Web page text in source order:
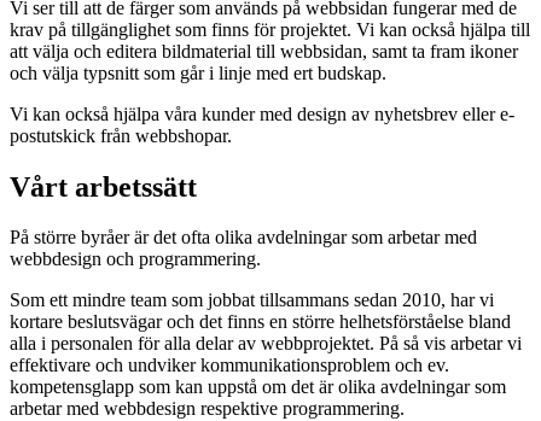
Vi ser till att de färger som används på webbsidan fungerar med de
krav på tillgänglighet som finns för projektet. Vi kan också hjälpa till
att välja och editera bildmaterial till webbsidan, samt ta fram ikoner
och välja typsnitt som går i linje med ert budskap.
Vi kan också hjälpa våra kunder med design av nyhetsbrev eller e-
postutskick från webbshopar.
Vårt arbetssätt
På större byråer är det ofta olika avdelningar som arbetar med
webbdesign och programmering.
Som ett mindre team som jobbat tillsammans sedan 2010, har vi
kortare beslutsvägar och det finns en större helhetsförståelse bland
alla i personalen för alla delar av webbprojektet. På så vis arbetar vi
effektivare och undviker kommunikationsproblem och ev.
kompetensglapp som kan uppstå om det är olika avdelningar som
arbetar med webbdesign respektive programmering.